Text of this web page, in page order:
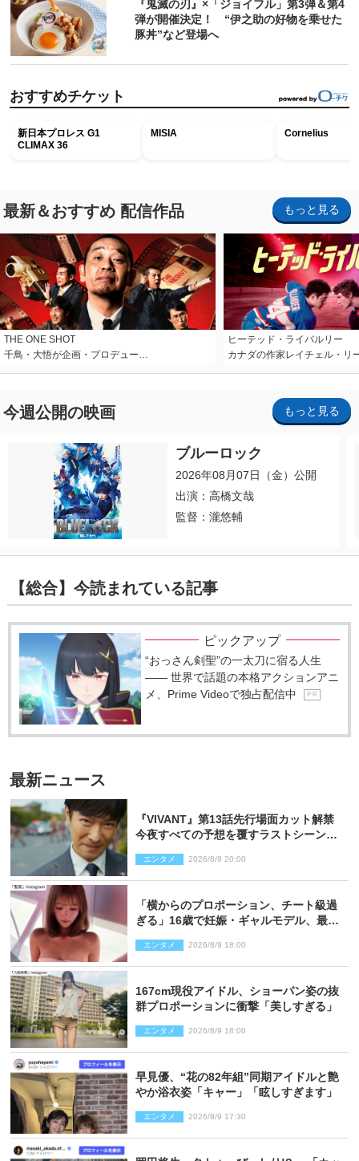
『鬼滅の刃』×「ジョイフル」第3弾＆第4
弾が開催決定！ “伊之助の好物を乗せた
豚丼”など登場へ
おすすめチケット
新日本プロレス G1
CLIMAX 36
MISIA Cornelius
最新＆おすすめ 配信作品 もっと見る
THE ONE SHOT
千鳥・大悟が企画・プロデュー…
ヒーテッド・ライバルリー
カナダの作家レイチェル・リ
今週公開の映画 もっと見る
ブルーロック
2026年08月07日（金）公開
出演：高橋文哉
監督：瀧悠輔
【総合】今読まれている記事
ピックアップ
“おっさん剣聖”の一太刀に宿る人生
―― 世界で話題の本格アクションアニ
メ、Prime Videoで独占配信中
P R
最新ニュース
『VIVANT』第13話先行場面カット解禁
今夜すべての予想を覆すラストシーン
エンタメ 2026/8/9 20:00
「横からのプロポーション、チート級過
ぎる」16歳で妊娠・ギャルモデル、最新
エンタメ 2026/8/9 18:00
167cm現役アイドル、ショーパン姿の抜
群プロポーションに衝撃「美しすぎる」
エンタメ 2026/8/9 18:00
早見優、“花の82年組”同期アイドルと艶
やか浴衣姿「キャー」「眩しすぎます」
エンタメ 2026/8/9 17:30